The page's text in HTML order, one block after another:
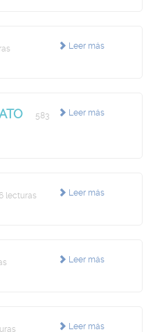
Leer más
Leer más
583
Leer más
lecturas
Leer más
Leer más